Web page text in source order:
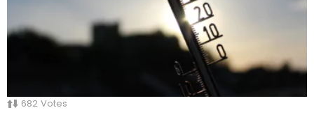
682 Votes